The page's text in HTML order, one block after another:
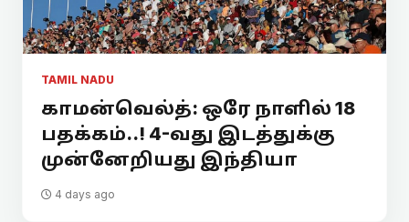
TAMIL NADU
காமன்வெல்த்: ஒரே நாளில் 18
பதக்கம்..! 4-வது இடத்துக்கு
முன்னேறியது இந்தியா
4 days ago